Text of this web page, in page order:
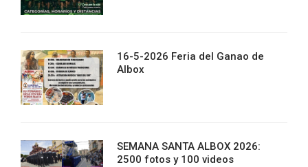
16-5-2026 Feria del Ganao de
Albox
SEMANA SANTA ALBOX 2026:
2500 fotos y 100 videos